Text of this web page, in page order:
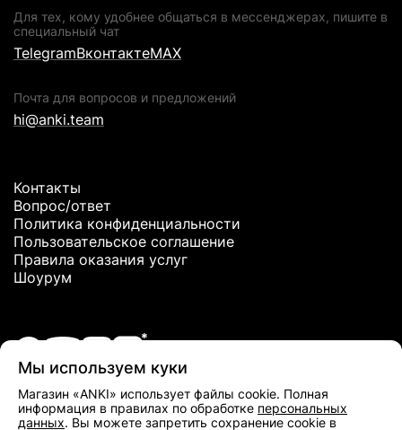
Для тех, кому удобнее общаться в мессенджерах, пишите в
специальный чат
TelegramВконтактеMAX
Почта для вопросов и предложений
hi@anki.team
Контакты
Вопрос/ответ
Политика конфиденциальности
Пользовательское соглашение
Правила оказания услуг
Шоурум
*Meta Platforms Inc. признана экстремистской организацией и
запрещена в РФ
Мы используем куки
Магазин «ANKI» использует файлы cookie. Полная
информация в правилах по обработке персональных
данных. Вы можете запретить сохранение cookie в